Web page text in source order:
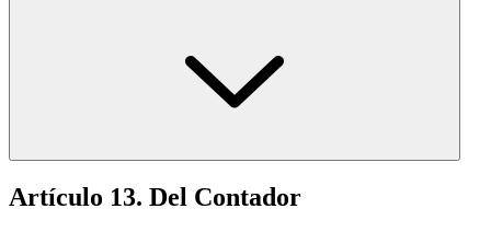
Artículo 13. Del Contador